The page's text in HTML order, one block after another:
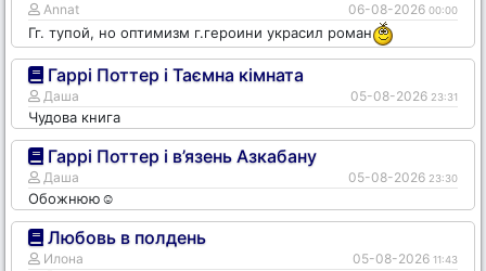
Annat 06-08-2026 00:00
Гг. тупой, но оптимизм г.героини украсил роман
Гаррі Поттер і Таємна кімната
Даша 05-08-2026 23:31
Чудова книга
Гаррі Поттер і в’язень Азкабану
Даша 05-08-2026 23:30
Обожнюю☺️
Любовь в полдень
Илона 05-08-2026 11:43